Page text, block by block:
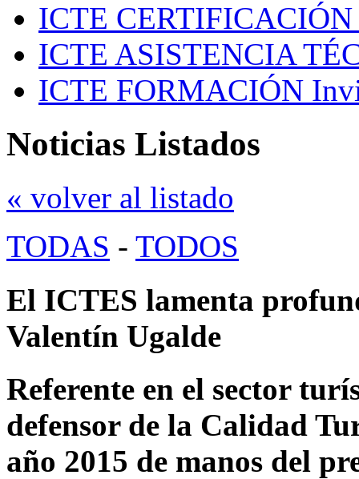
ICTE CERTIFICACIÓN
ICTE ASISTENCIA
ICTE FORMACIÓN
Noticias Listados
« volver al listado
TODAS - TODOS
El ICTES lamenta
Valentín Ugalde
Referente en el sector
defensor de la Calidad
año 2015 de manos del